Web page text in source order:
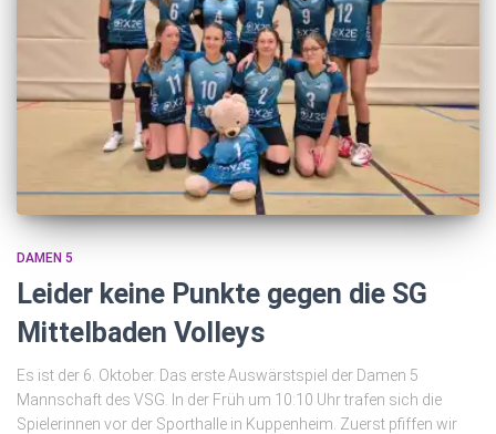
DAMEN 5
Leider keine Punkte gegen die SG
Mittelbaden Volleys
Es ist der 6. Oktober. Das erste Auswärstspiel der Damen 5
Mannschaft des VSG. In der Früh um 10:10 Uhr trafen sich die
Spielerinnen vor der Sporthalle in Kuppenheim. Zuerst pfiffen wir